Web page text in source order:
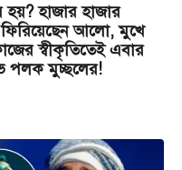
হাজার হাজার
ফিরিয়েছেন আলো, মুখে
স্বীকৃতিতেই এবার
পলক মুচ্ছলের!